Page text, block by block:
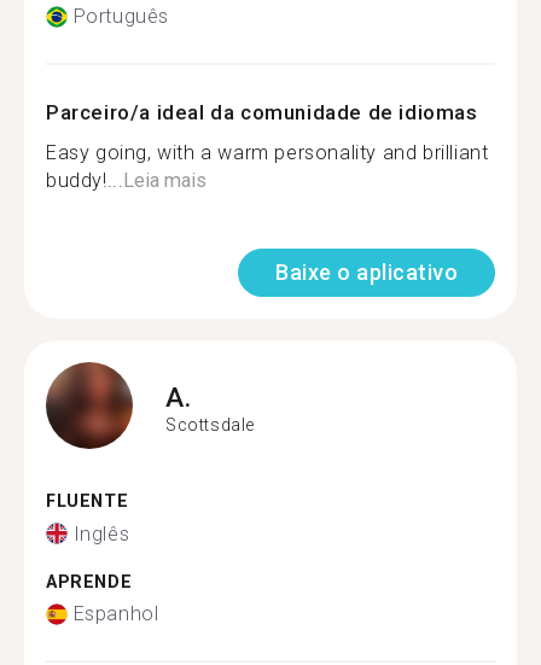
Português
Parceiro/a ideal da comunidade de idiomas
Easy going, with a warm personality and brilliant
buddy!...Leia mais
Baixe o aplicativo
A.
Scottsdale
FLUENTE
Inglês
APRENDE
Espanhol